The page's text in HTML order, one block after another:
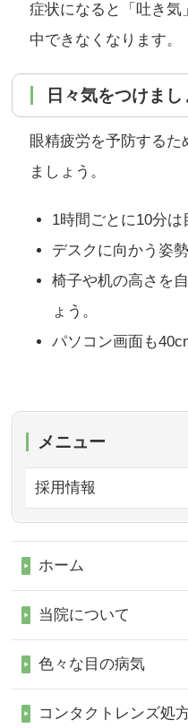
症状になると「吐き
中できなくなります。
日々気をつけまし
眼精疲労を予防する
ましょう。
1時間ごとに10分は
デスクに向かう姿
椅子や机の高さを
ょう。
パソコン画面も
メニュー
採用情報
ホーム
当院について
色々な目の病気
コンタクトレンズ処